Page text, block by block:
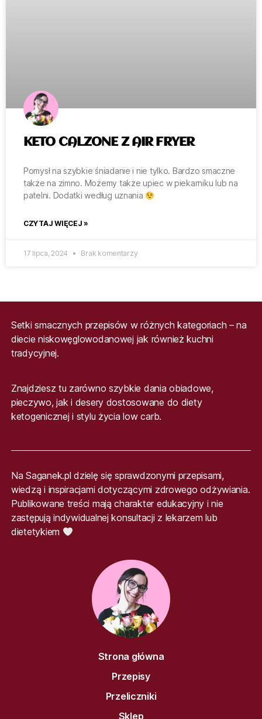
KETO CALZONE Z AIR FRYER
Pomysł na szybkie śniadanie i nie tylko. Bardzo smaczne
także na zimno. Możemy także upiec w piekarniku lub na
patelni. Dodatki według uznania
CZYTAJ WIĘCEJ »
17 lipca, 2024 Brak komentarzy
Setki smacznych przepisów w różnych kategoriach – na
diecie niskowęglowodanowej jak również kuchni
tradycyjnej.
Znajdziesz tu zarówno szybkie dania obiadowe,
pieczywo, jak i desery dostosowane do diety
ketogenicznej i stylu życia low carb.
Na Saganek.pl dzielę się sprawdzonymi przepisami,
wiedzą i inspiracjami dotyczącymi zdrowego odżywiania.
Publikowane treści mają charakter edukacyjny i nie
zastępują indywidualnej konsultacji z lekarzem lub
dietetykiem
Strona główna
Przepisy
Przeliczniki
Sklep